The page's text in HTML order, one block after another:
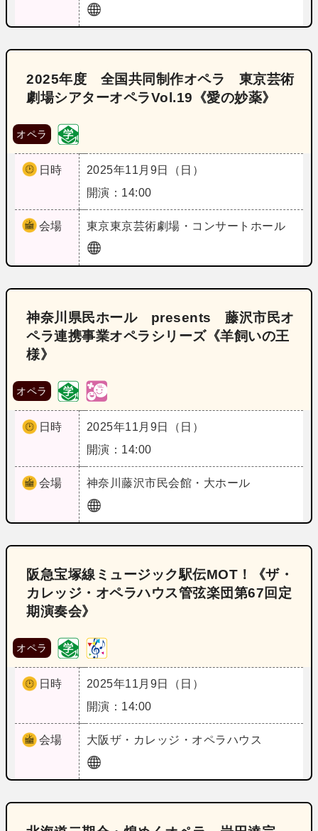
2025年度 全国共同制作オペラ 東京芸術
劇場シアターオペラVol.19《愛の妙薬》
オペラ
日時
2025年11月9日（日）
開演：14:00
会場 東京東京芸術劇場・コンサートホール
神奈川県民ホール presents 藤沢市民オ
ペラ連携事業オペラシリーズ《羊飼いの王
様》
オペラ
日時
2025年11月9日（日）
開演：14:00
会場 神奈川藤沢市民会館・大ホール
阪急宝塚線ミュージック駅伝MOT！《ザ・
カレッジ・オペラハウス管弦楽団第67回定
期演奏会》
オペラ
日時
2025年11月9日（日）
開演：14:00
会場 大阪ザ・カレッジ・オペラハウス